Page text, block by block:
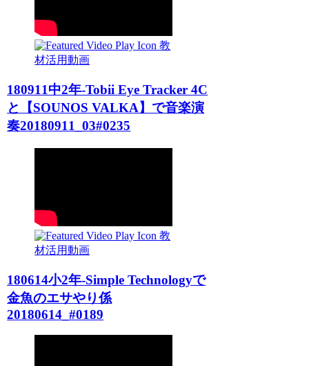
教
材活用動画
180911中2年-Tobii Eye Tracker 4C
と【SOUNOS VALKA】で音楽演
奏20180911_03#0235
教
材活用動画
180614小2年-Simple Technologyで
金魚のエサやり係
20180614_#0189